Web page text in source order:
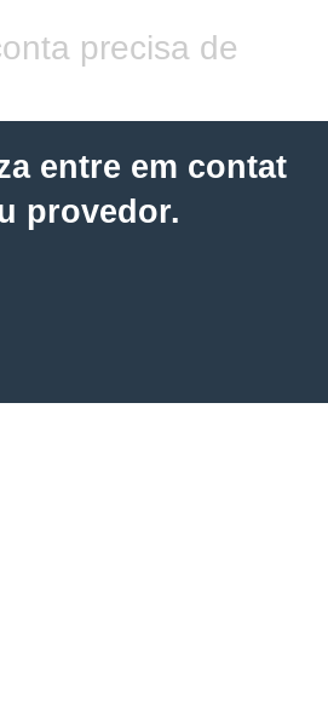
precisa de
entre em contat
provedor.